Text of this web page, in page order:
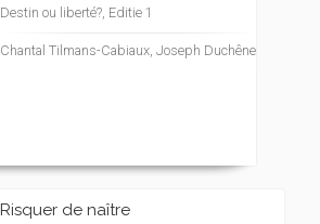
Destin ou liberté?, Editie 1
Chantal Tilmans-Cabiaux, Joseph Duchêne
Risquer de naître